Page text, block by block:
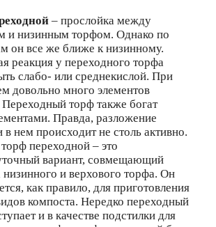
– прослойка между
и низинным торфом. Однако по
он все же ближе к низинному.
реакция у переходного торфа
слабо- или среднекислой. При
довольно много элементов
Переходный торф также богат
Правда, разложение
в нем происходит не столь активно.
переходной – это
вариант, совмещающий
низинного и верхового торфа. Он
как правило, для приготовления
компоста. Нередко переходный
и в качестве подстилки для